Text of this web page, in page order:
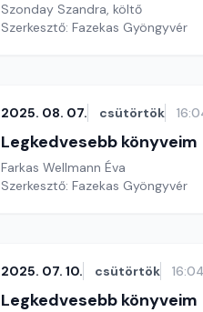
Szonday Szandra, költő
Szerkesztő: Fazekas Gyöngyvér
2025. 08. 07. csütörtök
Legkedvesebb könyveim
Farkas Wellmann Éva
Szerkesztő: Fazekas Gyöngyvér
2025. 07. 10. csütörtök 16:04
Legkedvesebb könyveim